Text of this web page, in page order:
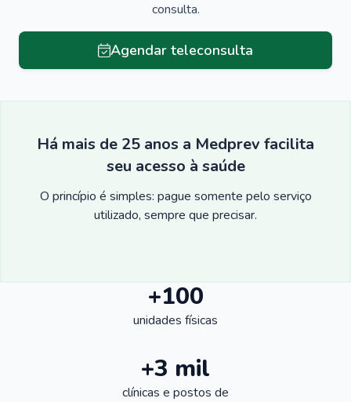
consulta.
Agendar teleconsulta
Há mais de 25 anos a Medprev facilita
seu acesso à saúde
O princípio é simples: pague somente pelo serviço
utilizado, sempre que precisar.
+100
unidades físicas
+3 mil
clínicas e postos de